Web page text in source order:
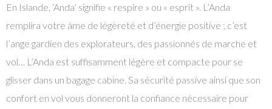
En Islande, ‘Anda’ signifie « respire » ou « esprit ». L’Anda
remplira votre âme de légèreté et d’énergie positive ; c’est
l’ange gardien des explorateurs, des passionnés de marche et
vol… L’Anda est suffisamment légère et compacte pour se
glisser dans un bagage cabine. Sa sécurité passive ainsi que son
confort en vol vous donneront la confiance nécessaire pour